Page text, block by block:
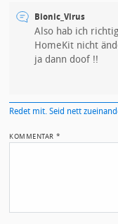
Bionic_Virus
Also hab ich
HomeKit nicht
ja dann doof !!
Redet mit. Seid nett
KOMMENTAR*